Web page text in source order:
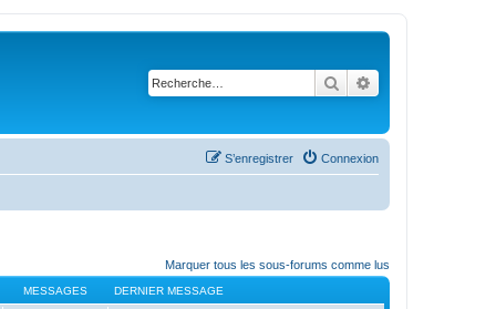
Rechercher
Connexion
S’enregistrer
Marquer tous les sous-forums comme lus
MESSAGES DERNIER MESSAGE